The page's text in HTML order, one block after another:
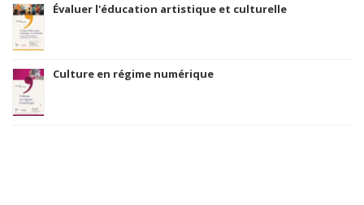
Évaluer l'éducation artistique et culturelle
Culture en régime numérique